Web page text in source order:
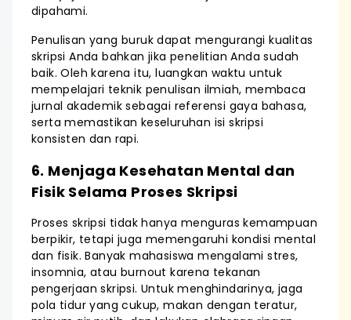
dipahami.
Penulisan yang buruk dapat mengurangi kualitas
skripsi Anda bahkan jika penelitian Anda sudah
baik. Oleh karena itu, luangkan waktu untuk
mempelajari teknik penulisan ilmiah, membaca
jurnal akademik sebagai referensi gaya bahasa,
serta memastikan keseluruhan isi skripsi
konsisten dan rapi.
6. Menjaga Kesehatan Mental dan
Fisik Selama Proses Skripsi
Proses skripsi tidak hanya menguras kemampuan
berpikir, tetapi juga memengaruhi kondisi mental
dan fisik. Banyak mahasiswa mengalami stres,
insomnia, atau burnout karena tekanan
pengerjaan skripsi. Untuk menghindarinya, jaga
pola tidur yang cukup, makan dengan teratur,